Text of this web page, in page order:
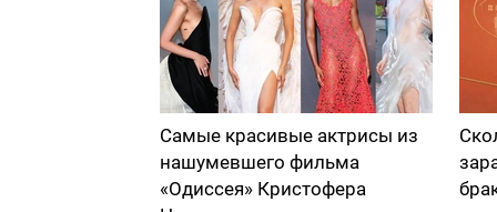
Самые красивые актрисы из
нашумевшего фильма
«Одиссея» Кристофера